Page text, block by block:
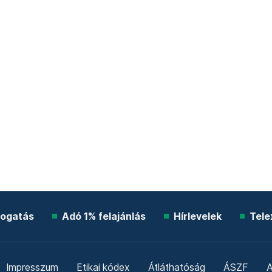
Adó 1% felajánlás Hírlevelek
Impresszum Etikai kódex Átláthatóság ÁSZF